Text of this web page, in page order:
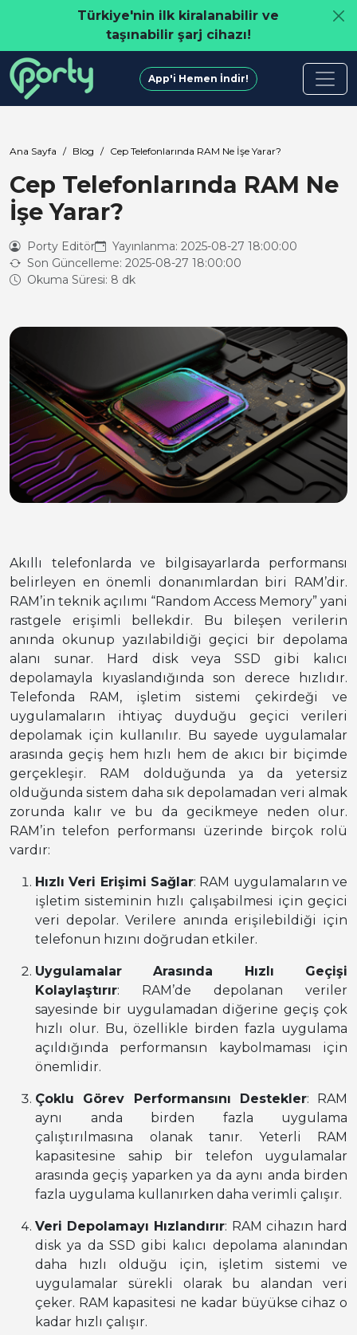
Türkiye'nin ilk kiralanabilir ve
taşınabilir şarj cihazı!
App'i Hemen İndir!
Ana Sayfa Blog Cep Telefonlarında RAM Ne İşe Yarar?
Cep Telefonlarında RAM Ne
İşe Yarar?
Porty Editör
Yayınlanma: 2025-08-27 18:00:00
Son Güncelleme: 2025-08-27 18:00:00
Okuma Süresi: 8 dk
Akıllı telefonlarda ve bilgisayarlarda performansı
belirleyen en önemli donanımlardan biri RAM’dir.
RAM’in teknik açılımı “Random Access Memory” yani
rastgele erişimli bellekdir. Bu bileşen verilerin
anında okunup yazılabildiği geçici bir depolama
alanı sunar. Hard disk veya SSD gibi kalıcı
depolamayla kıyaslandığında son derece hızlıdır.
Telefonda RAM, işletim sistemi çekirdeği ve
uygulamaların ihtiyaç duyduğu geçici verileri
depolamak için kullanılır. Bu sayede uygulamalar
arasında geçiş hem hızlı hem de akıcı bir biçimde
gerçekleşir. RAM dolduğunda ya da yetersiz
olduğunda sistem daha sık depolamadan veri almak
zorunda kalır ve bu da gecikmeye neden olur.
RAM’in telefon performansı üzerinde birçok rolü
vardır:
Hızlı Veri Erişimi Sağlar: RAM uygulamaların ve
işletim sisteminin hızlı çalışabilmesi için geçici
veri depolar. Verilere anında erişilebildiği için
telefonun hızını doğrudan etkiler.
Uygulamalar Arasında Hızlı Geçişi
Kolaylaştırır: RAM’de depolanan veriler
sayesinde bir uygulamadan diğerine geçiş çok
hızlı olur. Bu, özellikle birden fazla uygulama
açıldığında performansın kaybolmaması için
önemlidir.
Çoklu Görev Performansını Destekler: RAM
aynı anda birden fazla uygulama
çalıştırılmasına olanak tanır. Yeterli RAM
kapasitesine sahip bir telefon uygulamalar
arasında geçiş yaparken ya da aynı anda birden
fazla uygulama kullanırken daha verimli çalışır.
Veri Depolamayı Hızlandırır: RAM cihazın hard
disk ya da SSD gibi kalıcı depolama alanından
daha hızlı olduğu için, işletim sistemi ve
uygulamalar sürekli olarak bu alandan veri
çeker. RAM kapasitesi ne kadar büyükse cihaz o
kadar hızlı çalışır.